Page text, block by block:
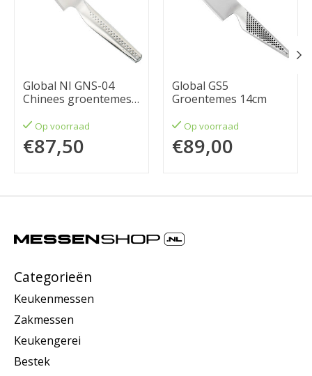
Global NI GNS-04
Chinees groentemes
Op voorraad
€87,50
Global GS5
Groentemes 14cm
Op voorraad
€89,00
Categorieën
Keukenmessen
Zakmessen
Keukengerei
Bestek